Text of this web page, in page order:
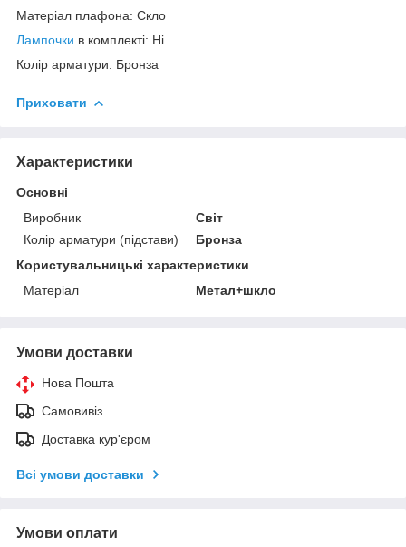
Матеріал плафона: Скло
Лампочки в комплекті: Ні
Колір арматури: Бронза
Приховати
Характеристики
Основні
Виробник
Світ
Колір арматури (підстави)
Бронза
Користувальницькі характеристики
Матеріал
Метал+шкло
Умови доставки
Нова Пошта
Самовивіз
Доставка кур'єром
Всі умови доставки
Умови оплати